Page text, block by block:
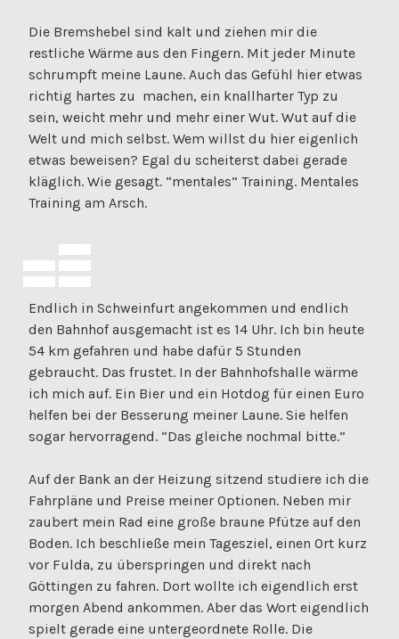
Die Bremshebel sind kalt und ziehen mir die
restliche Wärme aus den Fingern. Mit jeder Minute
schrumpft meine Laune. Auch das Gefühl hier etwas
richtig hartes zu machen, ein knallharter Typ zu
sein, weicht mehr und mehr einer Wut. Wut auf die
Welt und mich selbst. Wem willst du hier eigenlich
etwas beweisen? Egal du scheiterst dabei gerade
kläglich. Wie gesagt. “mentales” Training. Mentales
Training am Arsch.
Endlich in Schweinfurt angekommen und endlich
den Bahnhof ausgemacht ist es 14 Uhr. Ich bin heute
54 km gefahren und habe dafür 5 Stunden
gebraucht. Das frustet. In der Bahnhofshalle wärme
ich mich auf. Ein Bier und ein Hotdog für einen Euro
helfen bei der Besserung meiner Laune. Sie helfen
sogar hervorragend. “Das gleiche nochmal bitte.”
Auf der Bank an der Heizung sitzend studiere ich die
Fahrpläne und Preise meiner Optionen. Neben mir
zaubert mein Rad eine große braune Pfütze auf den
Boden. Ich beschließe mein Tagesziel, einen Ort kurz
vor Fulda, zu überspringen und direkt nach
Göttingen zu fahren. Dort wollte ich eigendlich erst
morgen Abend ankommen. Aber das Wort eigendlich
spielt gerade eine untergeordnete Rolle. Die